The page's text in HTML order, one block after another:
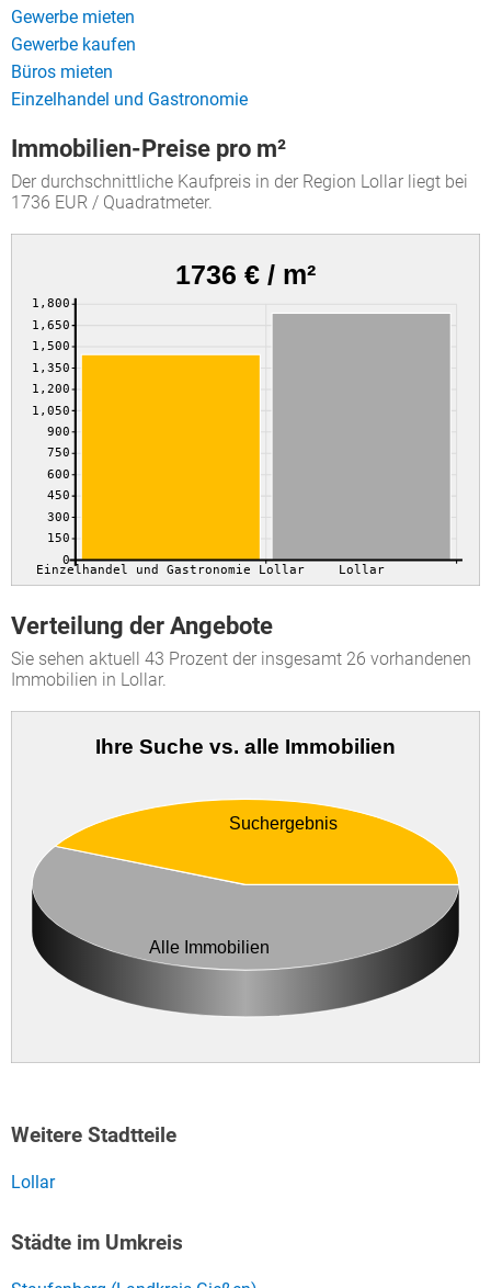
Gewerbe mieten
Gewerbe kaufen
Büros mieten
Einzelhandel und Gastronomie
Immobilien-Preise pro m²
Der durchschnittliche Kaufpreis in der Region Lollar liegt bei
1736 EUR / Quadratmeter.
1736 € / m²
0
150
300
450
600
750
900
1,050
1,200
1,350
1,500
1,650
1,800
Einzelhandel und Gastronomie Lollar Lollar
Verteilung der Angebote
Sie sehen aktuell 43 Prozent der insgesamt 26 vorhandenen
Immobilien in Lollar.
Ihre Suche vs. alle Immobilien
Alle Immobilien
Suchergebnis
Weitere Stadtteile
Lollar
Städte im Umkreis